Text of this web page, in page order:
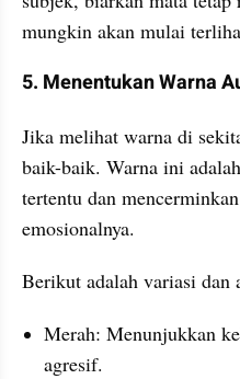
mungkin akan mulai
5. Menentukan Warna
Jika melihat warna di
baik-baik. Warna ini
tertentu dan
emosionalnya.
Berikut adalah variasi dan
Merah: Menunjukkan
agresif.